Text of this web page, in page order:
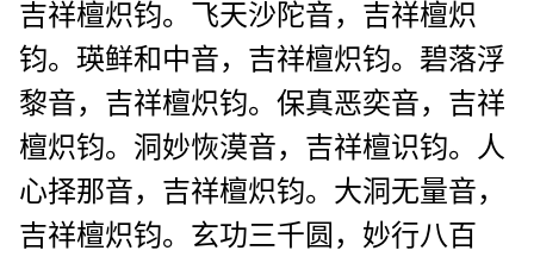
吉祥檀炽钧。飞天沙陀音，吉祥檀炽
钧。瑛鲜和中音，吉祥檀炽钧。碧落浮
黎音，吉祥檀炽钧。保真恶奕音，吉祥
檀炽钧。洞妙恢漠音，吉祥檀识钧。人
心择那音，吉祥檀炽钧。大洞无量音，
吉祥檀炽钧。玄功三千圆，妙行八百